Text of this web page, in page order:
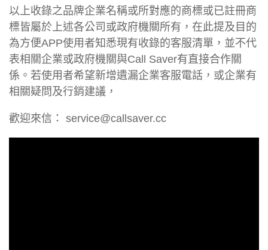
以上收錄之品牌企業名稱或所對應的商標或已註冊商
標皆屬於上述各公司或政府機關所有，在此提及目的
為方便APP使用者知悉現有收錄的客服清單，並不代
表相關企業或政府機關與Call Saver有直接合作關
係。若使用者希望新增遺漏企業客服電話，或企業有
相關疑問及行銷建議，
歡迎來信： service@callsaver.cc